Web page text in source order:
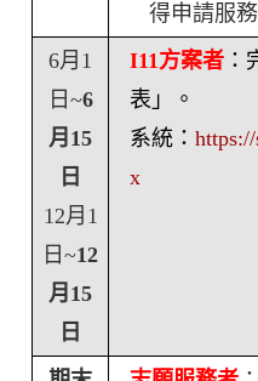
得申請服
6月 1
日 ~6
月 15
日
12月 1
日~12
月 15
日
I11方案者：
表」。
系統：
x